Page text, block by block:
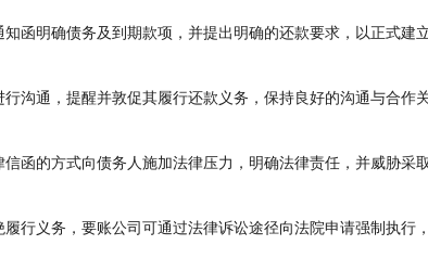
明确债务及到期款项，并提出明确的还款要求，以正式建立
通，提醒并敦促其履行还款义务，保持良好的沟通与合作关
的方式向债务人施加法律压力，明确法律责任，并威胁采取
义务，要账公司可通过法律诉讼途径向法院申请强制执行，